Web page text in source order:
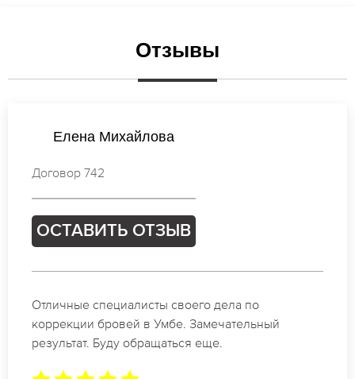
Отзывы
Ксения Кузнецова
Договор 731
ОСТАВИТЬ ОТЗЫВ
Спасибо огромное. Заказывала татуаж на свадьбу
в Умбе. За 2 часа все было сделано.